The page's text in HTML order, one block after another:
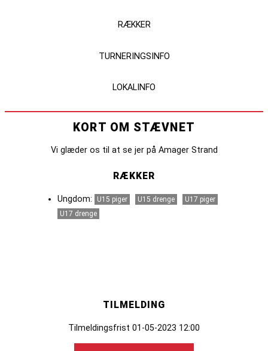
RÆKKER
TURNERINGSINFO
LOKALINFO
KORT OM STÆVNET
Vi glæder os til at se jer på Amager Strand
RÆKKER
Ungdom: U15 piger U15 drenge
U17 piger
U17 drenge
TILMELDING
Tilmeldingsfrist 01-05-2023 12:00